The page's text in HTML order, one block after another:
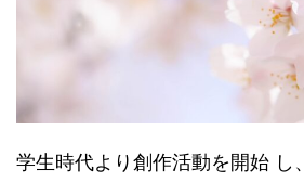
学生時代より創作活動を開始 し